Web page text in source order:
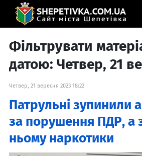
Фільтрувати
датою: Четвер, 21
Четвер, 21 вересня 2023 18:22
Патрульні зупинили
за порушення ПДР, а
ньому наркотики